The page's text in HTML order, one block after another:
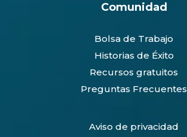
Comunidad
Bolsa de Trabajo
Historias de Éxito
Recursos gratuitos
Preguntas Frecuentes
Aviso de privacidad